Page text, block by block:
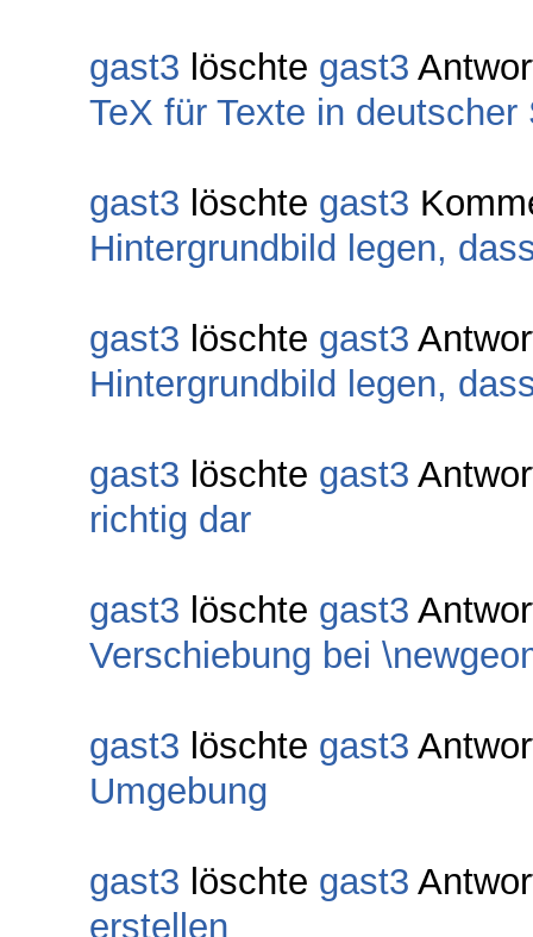
gast3 löschte gast3
TeX für Texte in deutscher
gast3 löschte gast3
Hintergrundbild legen,
gast3 löschte gast3
Hintergrundbild legen,
gast3 löschte gast3
richtig dar
gast3 löschte gast3
Verschiebung bei
gast3 löschte gast3
Umgebung
gast3 löschte gast3
erstellen